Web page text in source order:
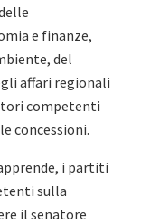
e finanze,
del
affari regionali
competenti
concessioni.
i partiti
sulla
il senatore